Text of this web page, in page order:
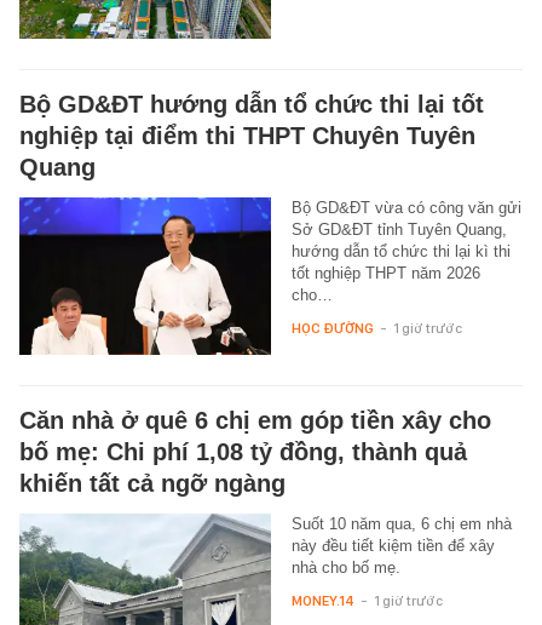
Bộ GD&ĐT hướng dẫn tổ chức thi lại tốt
nghiệp tại điểm thi THPT Chuyên Tuyên
Quang
Bộ GD&ĐT vừa có công văn gửi
Sở GD&ĐT tỉnh Tuyên Quang,
hướng dẫn tổ chức thi lại kì thi
tốt nghiệp THPT năm 2026
cho…
HỌC ĐƯỜNG - 1 giờ trước
Căn nhà ở quê 6 chị em góp tiền xây cho
bố mẹ: Chi phí 1,08 tỷ đồng, thành quả
khiến tất cả ngỡ ngàng
Suốt 10 năm qua, 6 chị em nhà
này đều tiết kiệm tiền để xây
nhà cho bố mẹ.
MONEY.14 - 1 giờ trước